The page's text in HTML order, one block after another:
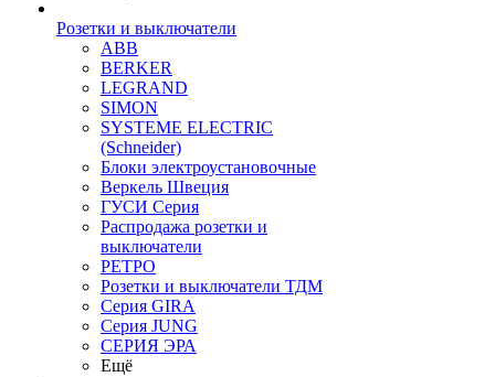
Розетки и выключатели
ABB
BERKER
LEGRAND
SIMON
SYSTEME ELECTRIC
(Schneider)
Блоки электроустановочные
Веркель Швеция
ГУСИ Серия
Распродажа розетки и
выключатели
РЕТРО
Розетки и выключатели ТДМ
Серия GIRA
Серия JUNG
СЕРИЯ ЭРА
Ещё